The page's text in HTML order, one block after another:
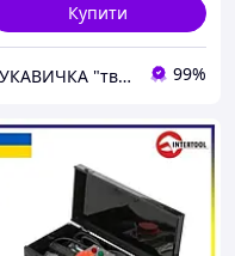
Купити
РУКАВИЧКА "твоя будівельна скарбничка" 99%